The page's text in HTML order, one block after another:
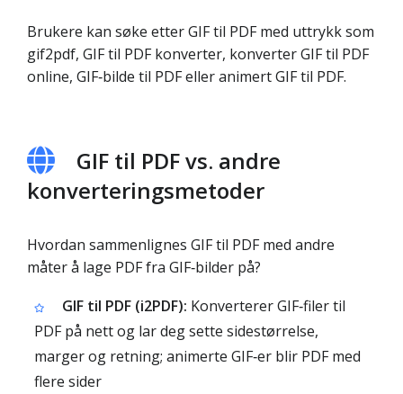
Brukere kan søke etter GIF til PDF med uttrykk som
gif2pdf, GIF til PDF konverter, konverter GIF til PDF
online, GIF‑bilde til PDF eller animert GIF til PDF.
GIF til PDF vs. andre
konverteringsmetoder
Hvordan sammenlignes GIF til PDF med andre
måter å lage PDF fra GIF‑bilder på?
GIF til PDF (i2PDF): Konverterer GIF‑filer til
PDF på nett og lar deg sette sidestørrelse,
marger og retning; animerte GIF‑er blir PDF med
flere sider